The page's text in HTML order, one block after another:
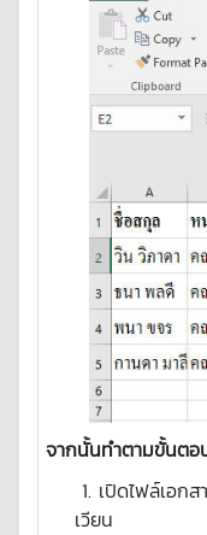
จากนั้นทำตามขั้นต
1. เปิดไฟล์เอก
เวียน